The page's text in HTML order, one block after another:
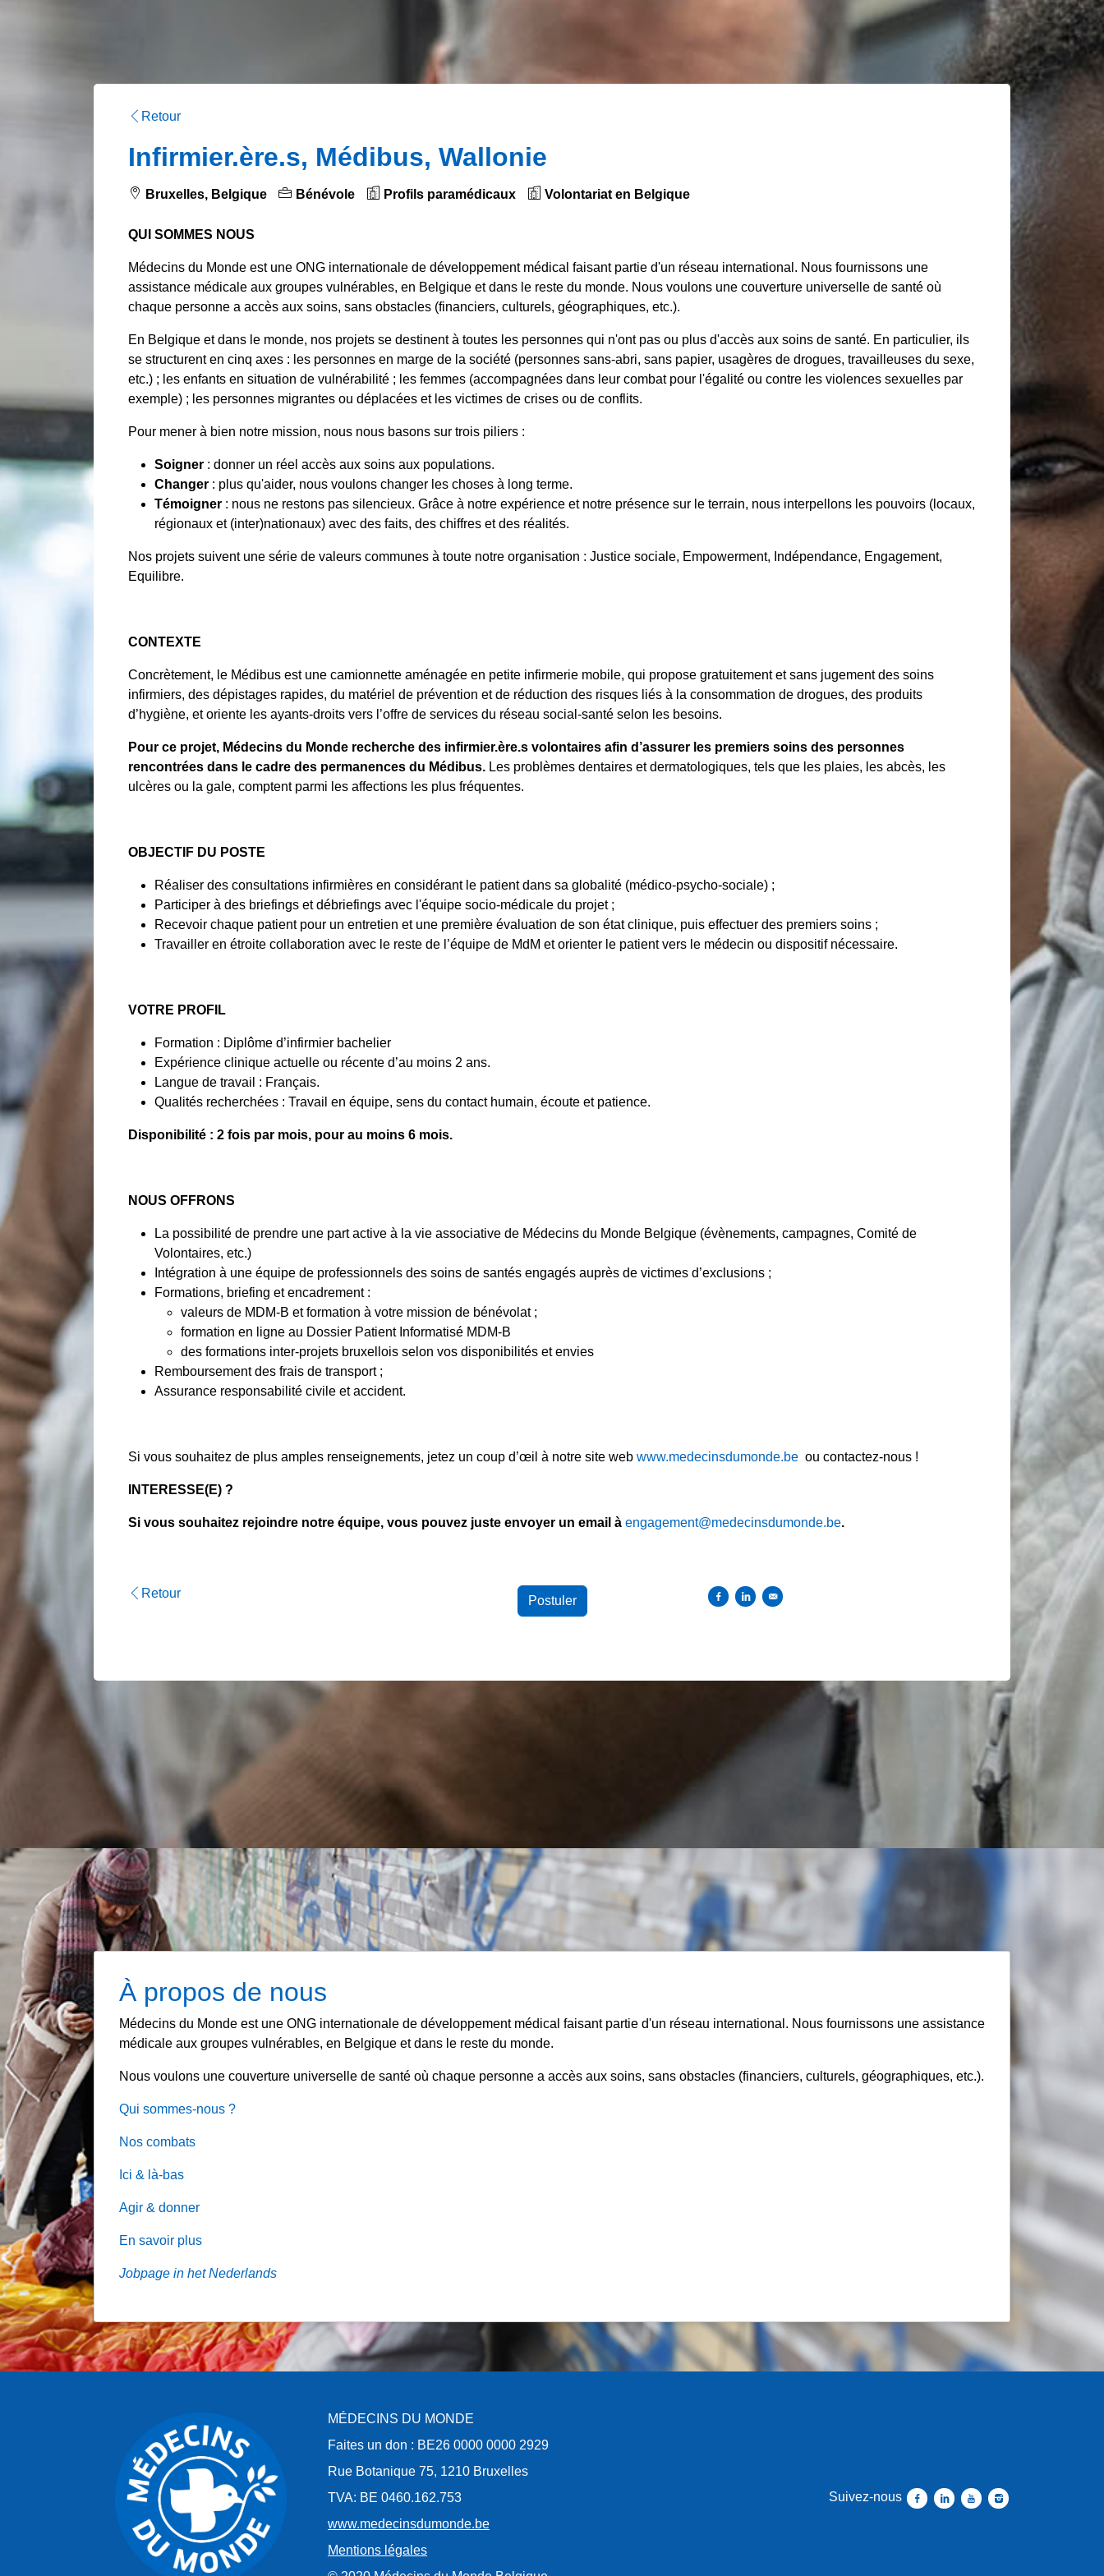
Retour
Infirmier.ère.s, Médibus, Wallonie
Bruxelles, Belgique Bénévole Profils paramédicaux Volontariat en Belgique
QUI SOMMES NOUS
Médecins du Monde est une ONG internationale de développement médical faisant partie d'un réseau international. Nous fournissons une
assistance médicale aux groupes vulnérables, en Belgique et dans le reste du monde. Nous voulons une couverture universelle de santé où
chaque personne a accès aux soins, sans obstacles (financiers, culturels, géographiques, etc.).
En Belgique et dans le monde, nos projets se destinent à toutes les personnes qui n'ont pas ou plus d'accès aux soins de santé. En particulier, ils
se structurent en cinq axes : les personnes en marge de la société (personnes sans-abri, sans papier, usagères de drogues, travailleuses du sexe,
etc.) ; les enfants en situation de vulnérabilité ; les femmes (accompagnées dans leur combat pour l'égalité ou contre les violences sexuelles par
exemple) ; les personnes migrantes ou déplacées et les victimes de crises ou de conflits.
Pour mener à bien notre mission, nous nous basons sur trois piliers :
Soigner : donner un réel accès aux soins aux populations.
Changer : plus qu'aider, nous voulons changer les choses à long terme.
Témoigner : nous ne restons pas silencieux. Grâce à notre expérience et notre présence sur le terrain, nous interpellons les pouvoirs (locaux,
régionaux et (inter)nationaux) avec des faits, des chiffres et des réalités.
Nos projets suivent une série de valeurs communes à toute notre organisation : Justice sociale, Empowerment, Indépendance, Engagement,
Equilibre.
CONTEXTE
Concrètement, le Médibus est une camionnette aménagée en petite infirmerie mobile, qui propose gratuitement et sans jugement des soins
infirmiers, des dépistages rapides, du matériel de prévention et de réduction des risques liés à la consommation de drogues, des produits
d’hygiène, et oriente les ayants-droits vers l’offre de services du réseau social-santé selon les besoins.
Pour ce projet, Médecins du Monde recherche des infirmier.ère.s volontaires afin d’assurer les premiers soins des personnes
rencontrées dans le cadre des permanences du Médibus. Les problèmes dentaires et dermatologiques, tels que les plaies, les abcès, les
ulcères ou la gale, comptent parmi les affections les plus fréquentes.
OBJECTIF DU POSTE
Réaliser des consultations infirmières en considérant le patient dans sa globalité (médico-psycho-sociale) ;
Participer à des briefings et débriefings avec l'équipe socio-médicale du projet ;
Recevoir chaque patient pour un entretien et une première évaluation de son état clinique, puis effectuer des premiers soins ;
Travailler en étroite collaboration avec le reste de l’équipe de MdM et orienter le patient vers le médecin ou dispositif nécessaire.
VOTRE PROFIL
Formation : Diplôme d’infirmier bachelier
Expérience clinique actuelle ou récente d’au moins 2 ans.
Langue de travail : Français.
Qualités recherchées : Travail en équipe, sens du contact humain, écoute et patience.
Disponibilité : 2 fois par mois, pour au moins 6 mois.
NOUS OFFRONS
La possibilité de prendre une part active à la vie associative de Médecins du Monde Belgique (évènements, campagnes, Comité de
Volontaires, etc.)
Intégration à une équipe de professionnels des soins de santés engagés auprès de victimes d’exclusions ;
Formations, briefing et encadrement :
valeurs de MDM-B et formation à votre mission de bénévolat ;
formation en ligne au Dossier Patient Informatisé MDM-B
des formations inter-projets bruxellois selon vos disponibilités et envies
Remboursement des frais de transport ;
Assurance responsabilité civile et accident.
Si vous souhaitez de plus amples renseignements, jetez un coup d’œil à notre site web www.medecinsdumonde.be ou contactez-nous !
INTERESSE(E) ?
Si vous souhaitez rejoindre notre équipe, vous pouvez juste envoyer un email à engagement@medecinsdumonde.be.
Retour
Postuler Partager sur Facebook
Partager sur Linkedin
Envoyer par courriel
À propos de nous
Médecins du Monde est une ONG internationale de développement médical faisant partie d'un réseau international. Nous fournissons une assistance
médicale aux groupes vulnérables, en Belgique et dans le reste du monde.
Nous voulons une couverture universelle de santé où chaque personne a accès aux soins, sans obstacles (financiers, culturels, géographiques, etc.).
Qui sommes-nous ?
Nos combats
Ici & là-bas
Agir & donner
En savoir plus
Jobpage in het Nederlands
MÉDECINS DU MONDE
Faites un don : BE26 0000 0000 2929
Rue Botanique 75, 1210 Bruxelles
TVA: BE 0460.162.753
www.medecinsdumonde.be
Mentions légales
Suivez-nous Suivez-nous facebook
Suivez-nous linkedin
Suivez-nous youtube
Suivez-nous instagram